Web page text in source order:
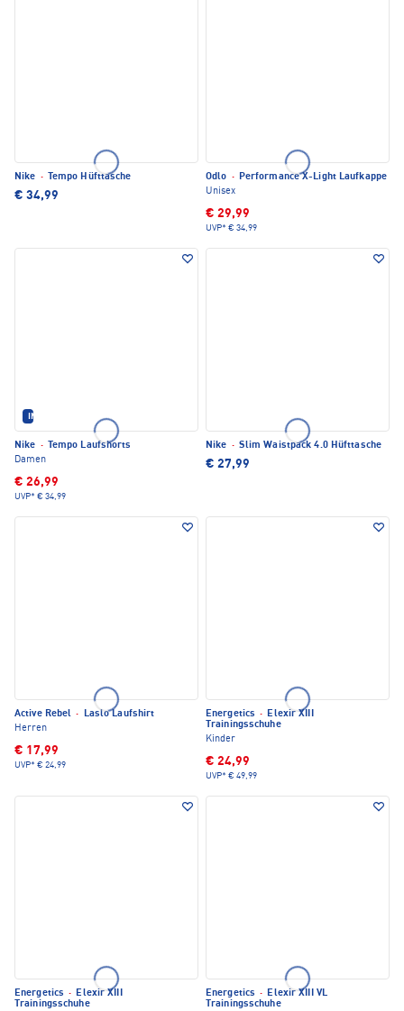
Nike · Tempo Hüfttasche
€ 34,99
Odlo · Performance X-Light Laufkappe
Unisex
€ 29,99
UVP* € 34,99
IM SET ERHÄLTLICH
Nike ·
Tempo Laufshorts
Damen
€ 26,99
UVP* € 34,99
Nike · Slim Waistpack 4.0 Hüfttasche
€ 27,99
Active Rebel ·
Laslo Laufshirt
Herren
€ 17,99
UVP* € 24,99
Energetics · Elexir XIII
Trainingsschuhe
Kinder
€ 24,99
UVP* € 49,99
Energetics · Elexir XIII
Trainingsschuhe
Energetics · Elexir XIII VL
Trainingsschuhe